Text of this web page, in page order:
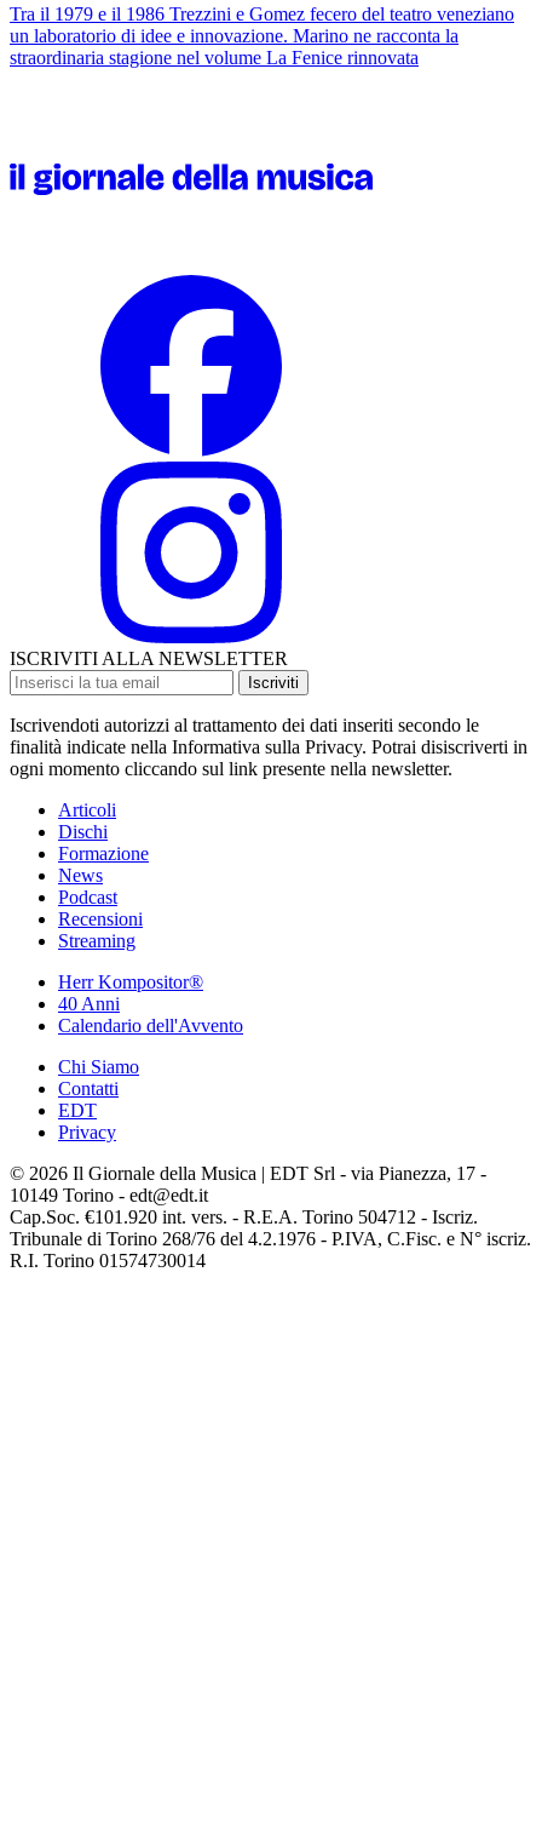
Tra il 1979 e il 1986 Trezzini e Gomez fecero del teatro veneziano
un laboratorio di idee e innovazione. Marino ne racconta la
straordinaria stagione nel volume La Fenice rinnovata
ISCRIVITI ALLA NEWSLETTER
Iscriviti
Iscrivendoti autorizzi al trattamento dei dati inseriti secondo le
finalità indicate nella Informativa sulla Privacy. Potrai disiscriverti in
ogni momento cliccando sul link presente nella newsletter.
Articoli
Dischi
Formazione
News
Podcast
Recensioni
Streaming
Herr Kompositor®
40 Anni
Calendario dell'Avvento
Chi Siamo
Contatti
EDT
Privacy
© 2026 Il Giornale della Musica | EDT Srl - via Pianezza, 17 -
10149 Torino - edt@edt.it
Cap.Soc. €101.920 int. vers. - R.E.A. Torino 504712 - Iscriz.
Tribunale di Torino 268/76 del 4.2.1976 - P.IVA, C.Fisc. e N° iscriz.
R.I. Torino 01574730014